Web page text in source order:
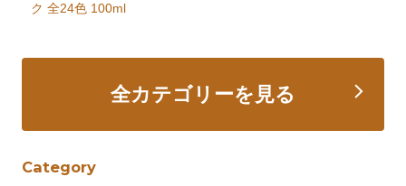
ク 全24色 100ml
全カテゴリーを見る
Category